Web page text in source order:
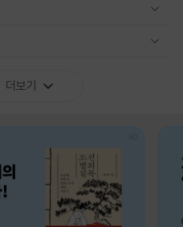
더보기